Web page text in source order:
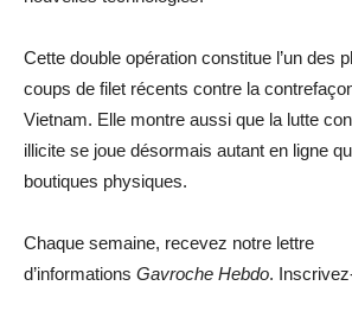
Cette double opération constitue l’un des
coups de filet récents contre la
Vietnam. Elle montre aussi que la lutte
illicite se joue désormais autant en ligne
boutiques physiques.
Chaque semaine, recevez notre lettre
d’informations Gavroche Hebdo.